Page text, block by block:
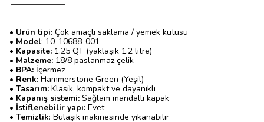
• Ürün tipi: Çok amaçlı saklama / yemek kutusu
• Model: 10-10688-001
• Kapasite: 1.25 QT (yaklaşık 1.2 litre)
• Malzeme: 18/8 paslanmaz çelik
• BPA: İçermez
• Renk: Hammerstone Green (Yeşil)
• Tasarım: Klasik, kompakt ve dayanıklı
• Kapanış sistemi: Sağlam mandallı kapak
• İstiflenebilir yapı: Evet
• Temizlik: Bulaşık makinesinde yıkanabilir